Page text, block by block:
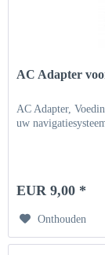
AC Adapter
AC Adapter,
uw
EUR 9,00 *
Onthouden